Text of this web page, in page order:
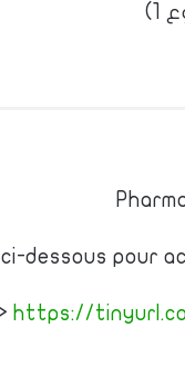
ci-dessous pour
https://